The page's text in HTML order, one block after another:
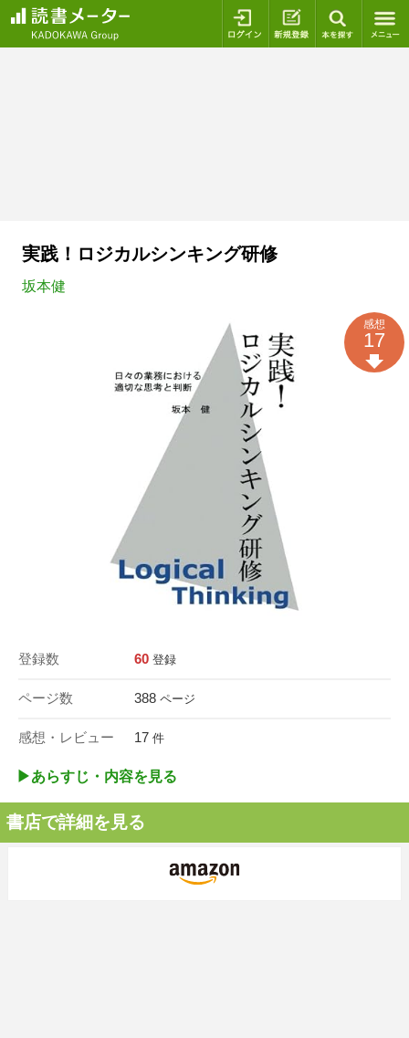
ログイン 新規登録
実践！ロジカルシンキング研修
坂本健
登録数 60 登録
ページ数 388 ページ
感想・レビュー 17 件
感想
17
▶︎あらすじ・内容を見る
書店で詳細を見る